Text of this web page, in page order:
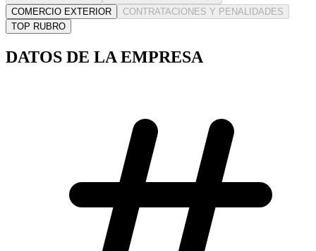
COMERCIO EXTERIOR
CONTRATACIONES Y PENALIDADES
TOP RUBRO
DATOS DE LA EMPRESA